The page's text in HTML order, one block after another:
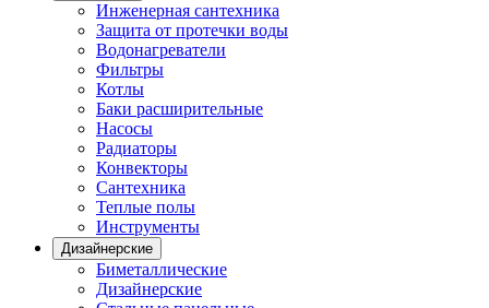
Инженерная сантехника
Защита от протечки воды
Водонагреватели
Фильтры
Котлы
Баки расширительные
Насосы
Радиаторы
Конвекторы
Сантехника
Теплые полы
Инструменты
Дизайнерские
Биметаллические
Дизайнерские